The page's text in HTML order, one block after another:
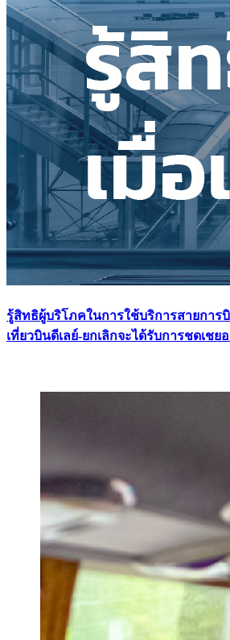
รู้สิทธิผู้บริโภคในการใช้บริการสายการ
เที่ยวบินดีเลย์-ยกเลิกจะได้รับการชดเชย